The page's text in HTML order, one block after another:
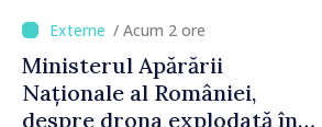
orășenesc a aprobat decizia
finală
/ Acum 2 ore
Ministerul Apărării
Naționale al României,
despre drona explodată în